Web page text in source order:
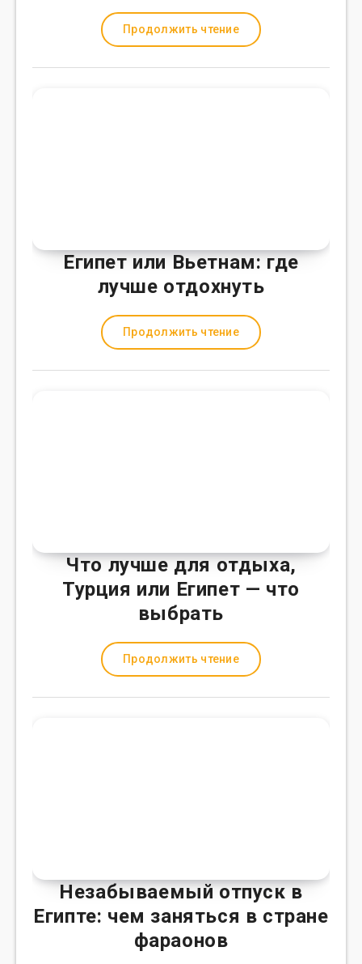
Продолжить чтение
Египет или Вьетнам: где
лучше отдохнуть
Продолжить чтение
Что лучше для отдыха,
Турция или Египет — что
выбрать
Продолжить чтение
Незабываемый отпуск в
Египте: чем заняться в стране
фараонов